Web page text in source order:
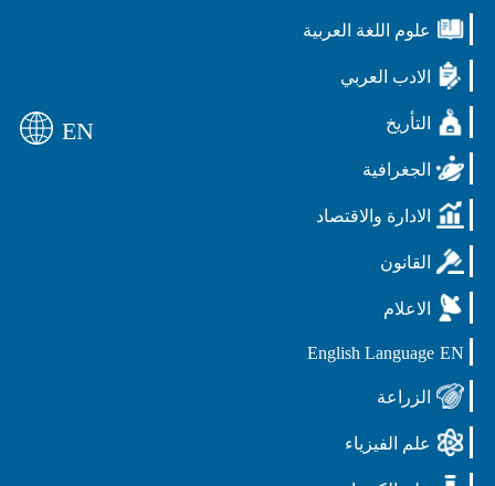
علوم اللغة العربية
الادب العربي
التأريخ
الجغرافية
الادارة والاقتصاد
القانون
الاعلام
EN
English Language
الزراعة
علم الفيزياء
EN